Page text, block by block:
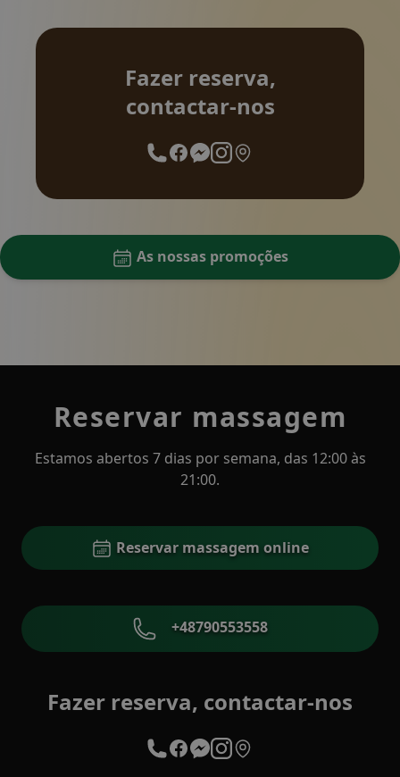
Fazer reserva,
contactar-nos
As nossas promoções
Reservar massagem
Estamos abertos 7 dias por semana, das 12:00 às
21:00.
Reservar massagem online
+48790553558
Fazer reserva, contactar-nos